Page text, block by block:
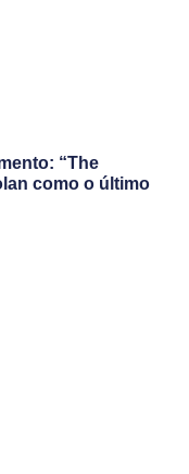
“The
como o último